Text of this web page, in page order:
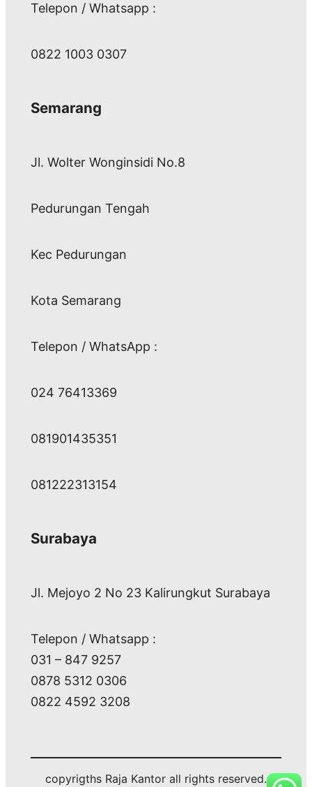
Telepon / Whatsapp :
0822 1003 0307
Semarang
Jl. Wolter Wonginsidi No.8
Pedurungan Tengah
Kec Pedurungan
Kota Semarang
Telepon / WhatsApp :
024 76413369
081901435351
081222313154
Surabaya
Jl. Mejoyo 2 No 23 Kalirungkut Surabaya
Telepon / Whatsapp :
031 – 847 9257
0878 5312 0306
0822 4592 3208
copyrigths Raja Kantor all rights reserved.